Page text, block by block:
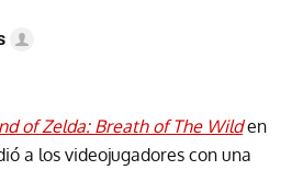
of Zelda: Breath of The Wilden
a los videojugadores con una